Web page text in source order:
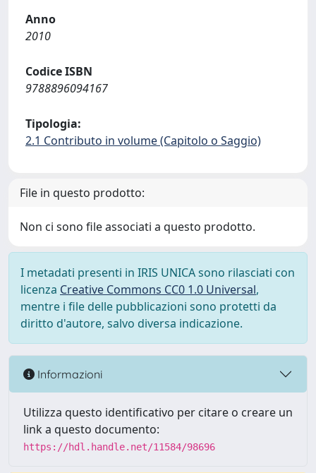
Anno
2010
Codice ISBN
9788896094167
Tipologia:
2.1 Contributo in volume (Capitolo o Saggio)
File in questo prodotto:
Non ci sono file associati a questo prodotto.
I metadati presenti in IRIS UNICA sono rilasciati con
licenza Creative Commons CC0 1.0 Universal,
mentre i file delle pubblicazioni sono protetti da
diritto d'autore, salvo diversa indicazione.
Informazioni
Utilizza questo identificativo per citare o creare un
link a questo documento:
https://hdl.handle.net/11584/98696